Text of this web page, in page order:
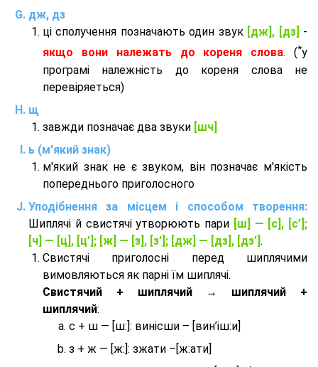
дж, дз
ці сполучення позначають один звук [дж], [дз] -
якщо вони належать до кореня слова. (*у
програмі належність до кореня слова не
перевіряеться)
щ
завжди позначає два звуки [шч]
ь (м'який знак)
м'який знак не є звуком, він позначає м'якість
попереднього приголосного
Уподібнення за місцем і способом творення:
Шиплячі й свистячі утворюють пари [ш] — [c], [с’];
[ч] — [ц], [ц’]; [ж] — [з], [з’]; [дж] — [дз], [дз’] .
Свистячі приголосні перед шиплячими
вимовляються як парні їм шиплячі.
Cвистячий + шиплячий → шиплячий +
шиплячий:
с + ш — [ш:]: винісши – [вин’іш:и]
з + ж — [ж:]: зжати –[ж:ати]